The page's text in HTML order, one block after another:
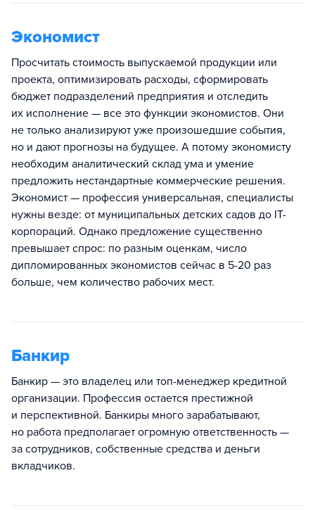
Экономист
Просчитать стоимость выпускаемой продукции или
проекта, оптимизировать расходы, сформировать
бюджет подразделений предприятия и отследить
их исполнение — все это функции экономистов. Они
не только анализируют уже произошедшие события,
но и дают прогнозы на будущее. А потому экономисту
необходим аналитический склад ума и умение
предложить нестандартные коммерческие решения.
Экономист — профессия универсальная, специалисты
нужны везде: от муниципальных детских садов до IT-
корпораций. Однако предложение существенно
превышает спрос: по разным оценкам, число
дипломированных экономистов сейчас в 5-20 раз
больше, чем количество рабочих мест.
Банкир
Банкир — это владелец или топ-менеджер кредитной
организации. Профессия остается престижной
и перспективной. Банкиры много зарабатывают,
но работа предполагает огромную ответственность —
за сотрудников, собственные средства и деньги
вкладчиков.